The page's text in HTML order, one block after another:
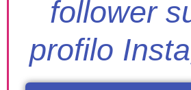
follower
profilo